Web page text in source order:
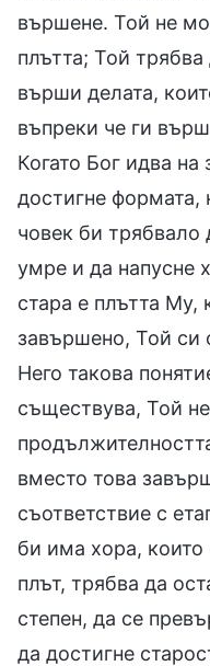
вършене. Той не
плътта; Той
върши делата,
въпреки че ги
Когато Бог идва на
достигне формата,
човек би трябвало
умре и да напусне
стара е плътта Му,
завършено, Той си
Него такова
съществува, Той
вместо това
съответствие с
би има хора, които
плът, трябва да
степен, да се
да достигне